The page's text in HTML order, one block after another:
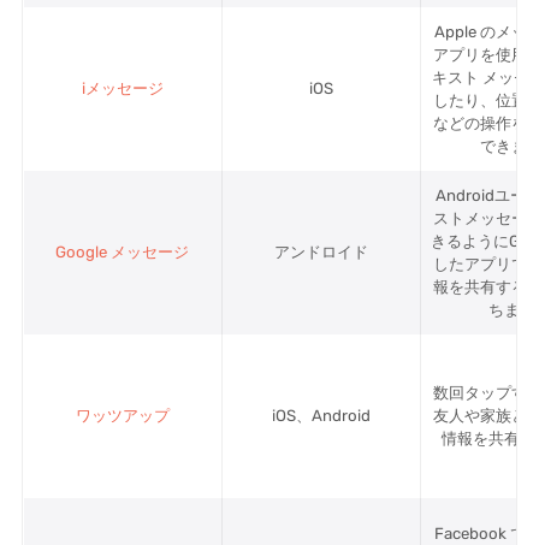
iメッセージ iOS
Apple のメッ
アプリを使用
キスト メッセ
したり、位置
などの操作を
できま
Google メッセージ アンドロイド
Androidユー
ストメッセー
きるように
したアプリで
報を共有する
ちます
ワッツアップ iOS、Android
数回タップす
友人や家族と
情報を共有
Facebook で